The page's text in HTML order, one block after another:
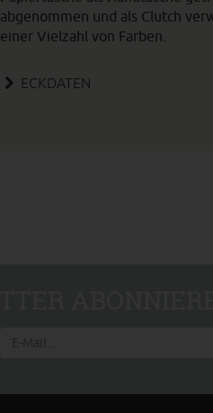
abgenommen und als Clutch
einer Vielzahl von Farben.
ECKDATEN